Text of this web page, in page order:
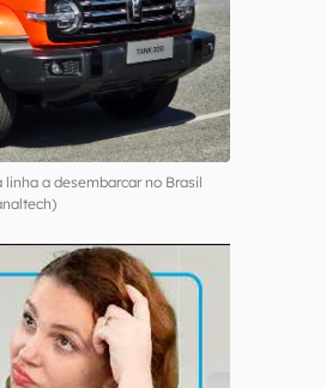
linha a desembarcar no Brasil